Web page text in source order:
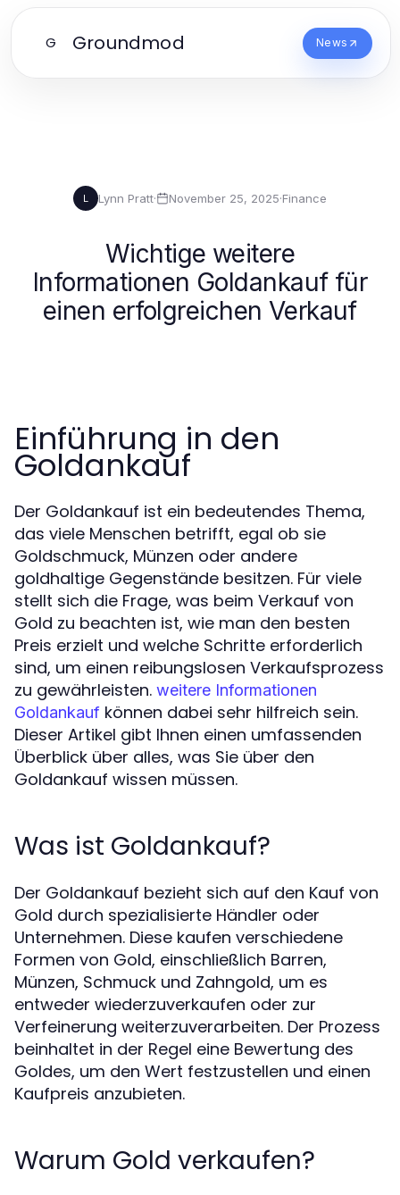
G Groundmod News
L Lynn Pratt· November 25, 2025·Finance
Wichtige weitere
Informationen Goldankauf für
einen erfolgreichen Verkauf
Einführung in den
Goldankauf
Der Goldankauf ist ein bedeutendes Thema,
das viele Menschen betrifft, egal ob sie
Goldschmuck, Münzen oder andere
goldhaltige Gegenstände besitzen. Für viele
stellt sich die Frage, was beim Verkauf von
Gold zu beachten ist, wie man den besten
Preis erzielt und welche Schritte erforderlich
sind, um einen reibungslosen Verkaufsprozess
zu gewährleisten. weitere Informationen
Goldankauf können dabei sehr hilfreich sein.
Dieser Artikel gibt Ihnen einen umfassenden
Überblick über alles, was Sie über den
Goldankauf wissen müssen.
Was ist Goldankauf?
Der Goldankauf bezieht sich auf den Kauf von
Gold durch spezialisierte Händler oder
Unternehmen. Diese kaufen verschiedene
Formen von Gold, einschließlich Barren,
Münzen, Schmuck und Zahngold, um es
entweder wiederzuverkaufen oder zur
Verfeinerung weiterzuverarbeiten. Der Prozess
beinhaltet in der Regel eine Bewertung des
Goldes, um den Wert festzustellen und einen
Kaufpreis anzubieten.
Warum Gold verkaufen?